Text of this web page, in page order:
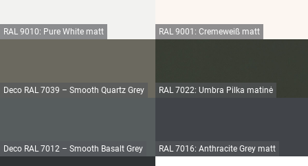
RAL 9010: Pure White matt RAL 9001: Cremeweiß matt
Deco RAL 7039 – Smooth Quartz Grey RAL 7022: Umbra Pilka matinė
Deco RAL 7012 – Smooth Basalt Grey RAL 7016: Anthracite Grey matt